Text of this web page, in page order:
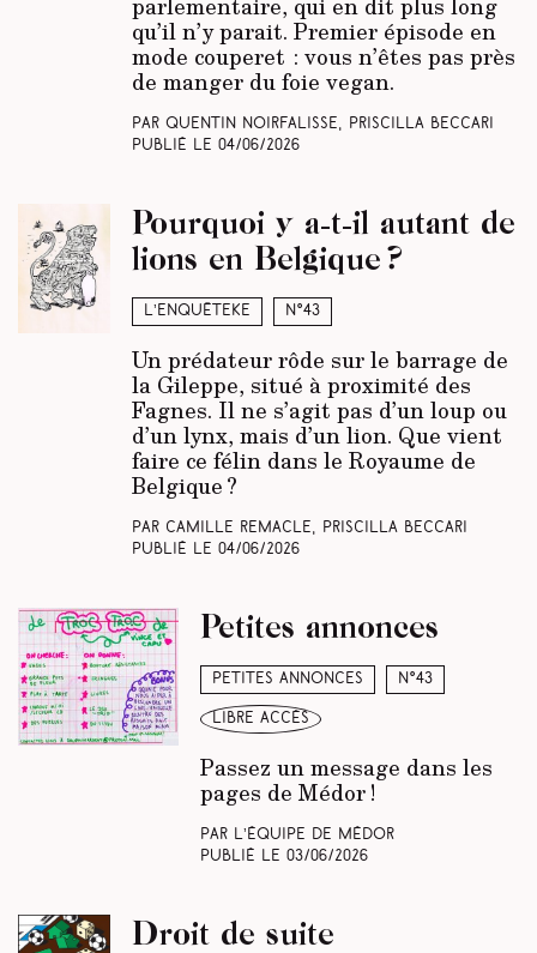
qu’il n’y parait. Premier épisode en
mode couperet : vous n’êtes pas près
de manger du foie vegan.
Par Quentin Noirfalisse, Priscilla Beccari
Publié le 04/06/2026
L’enquêteke N°43
Pourquoi y a-t-il autant de
lions en Belgique ?
Un prédateur rôde sur le barrage de
la Gileppe, situé à proximité des
Fagnes. Il ne s’agit pas d’un loup ou
d’un lynx, mais d’un lion. Que vient
faire ce félin dans le Royaume de
Belgique ?
Par Camille Remacle, Priscilla Beccari
Publié le 04/06/2026
Petites annonces N°43
libre accès
Petites annonces
Passez un message dans les
pages de Médor !
Par L’équipe de Médor
Publié le03/06/2026
Droit de suite